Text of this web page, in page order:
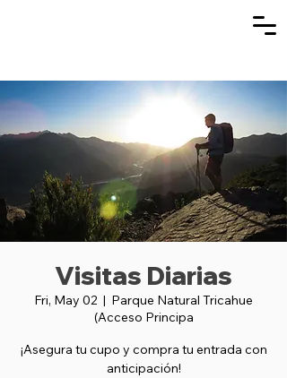
Visitas Diarias
Fri, May 02
  |
Parque Natural Tricahue
(Acceso Principa
¡Asegura tu cupo y compra tu entrada con
anticipación!